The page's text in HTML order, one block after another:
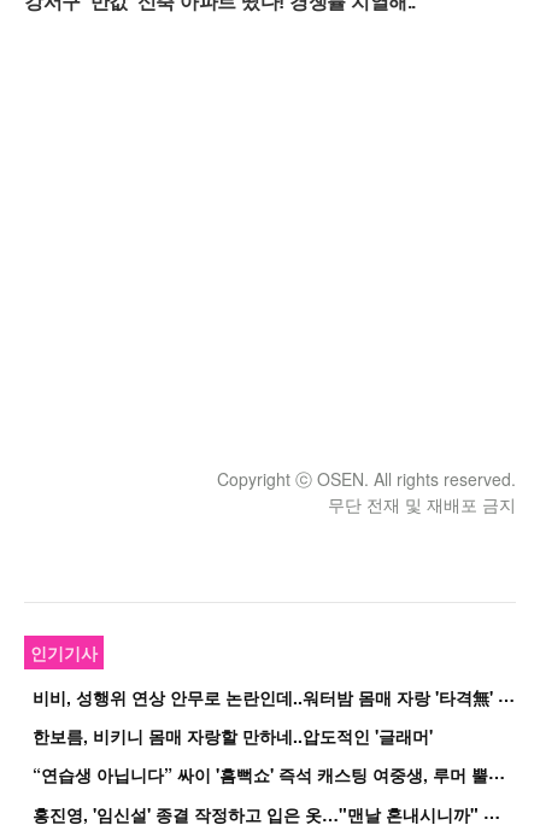
Copyright ⓒ OSEN. All rights reserved.
무단 전재 및 재배포 금지
인기기사
비
비, 성행위 연상 안무로 논란인데..워터밤 몸매 자랑 '타격無' 근황
한보름, 비키니 몸매 자랑할 만하네..압도적인 '글래머'
“
연습생 아닙니다” 싸이 '흠뻑쇼' 즉석 캐스팅 여중생, 루머 뿔났다[Oh!쎈 이...
홍
진영, '임신설' 종결 작정하고 입은 옷…"맨날 혼내시니까" 억울